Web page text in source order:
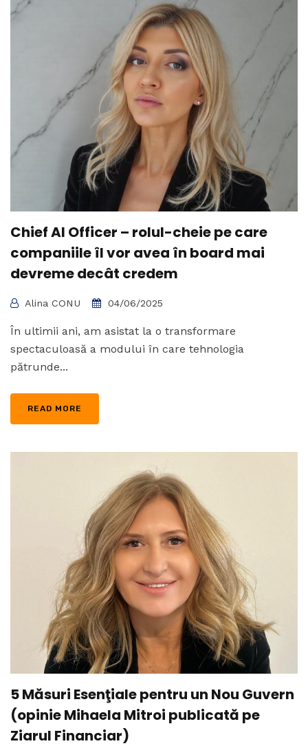
Chief AI Officer – rolul-cheie pe care
companiile îl vor avea în board mai
devreme decât credem
Alina CONU 04/06/2025
În ultimii ani, am asistat la o transformare
spectaculoasă a modului în care tehnologia
pătrunde...
READ MORE
5 Măsuri Esenţiale pentru un Nou Guvern
(opinie Mihaela Mitroi publicată pe
Ziarul Financiar)